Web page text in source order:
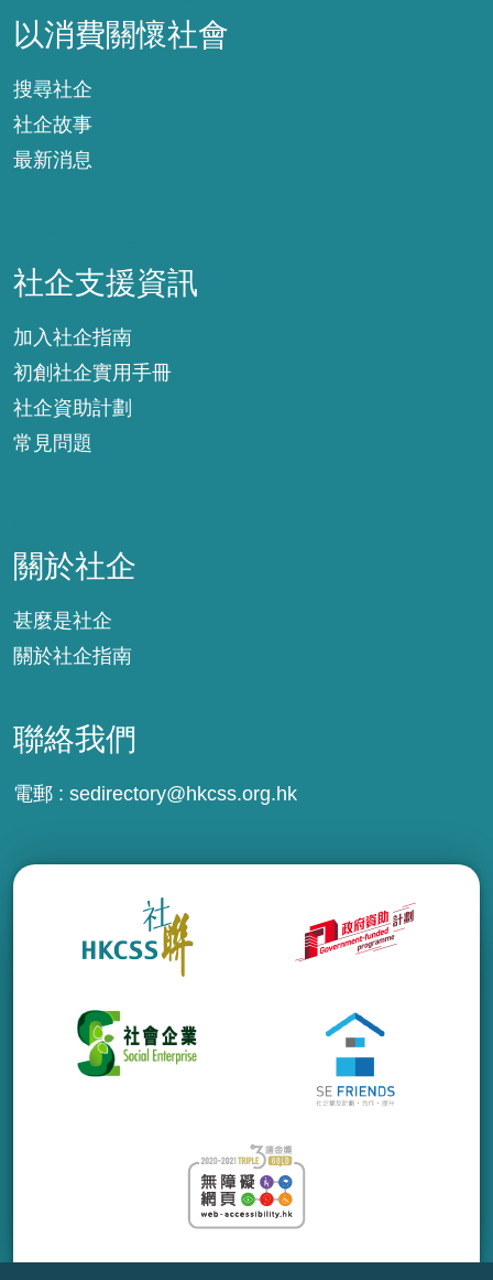
以消費關懷社會
搜尋社企
社企故事
最新消息
社企支援資訊
加入社企指南
初創社企實用手冊
社企資助計劃
常見問題
關於社企
甚麼是社企
關於社企指南
聯絡我們
電郵 : sedirectory@hkcss.org.hk